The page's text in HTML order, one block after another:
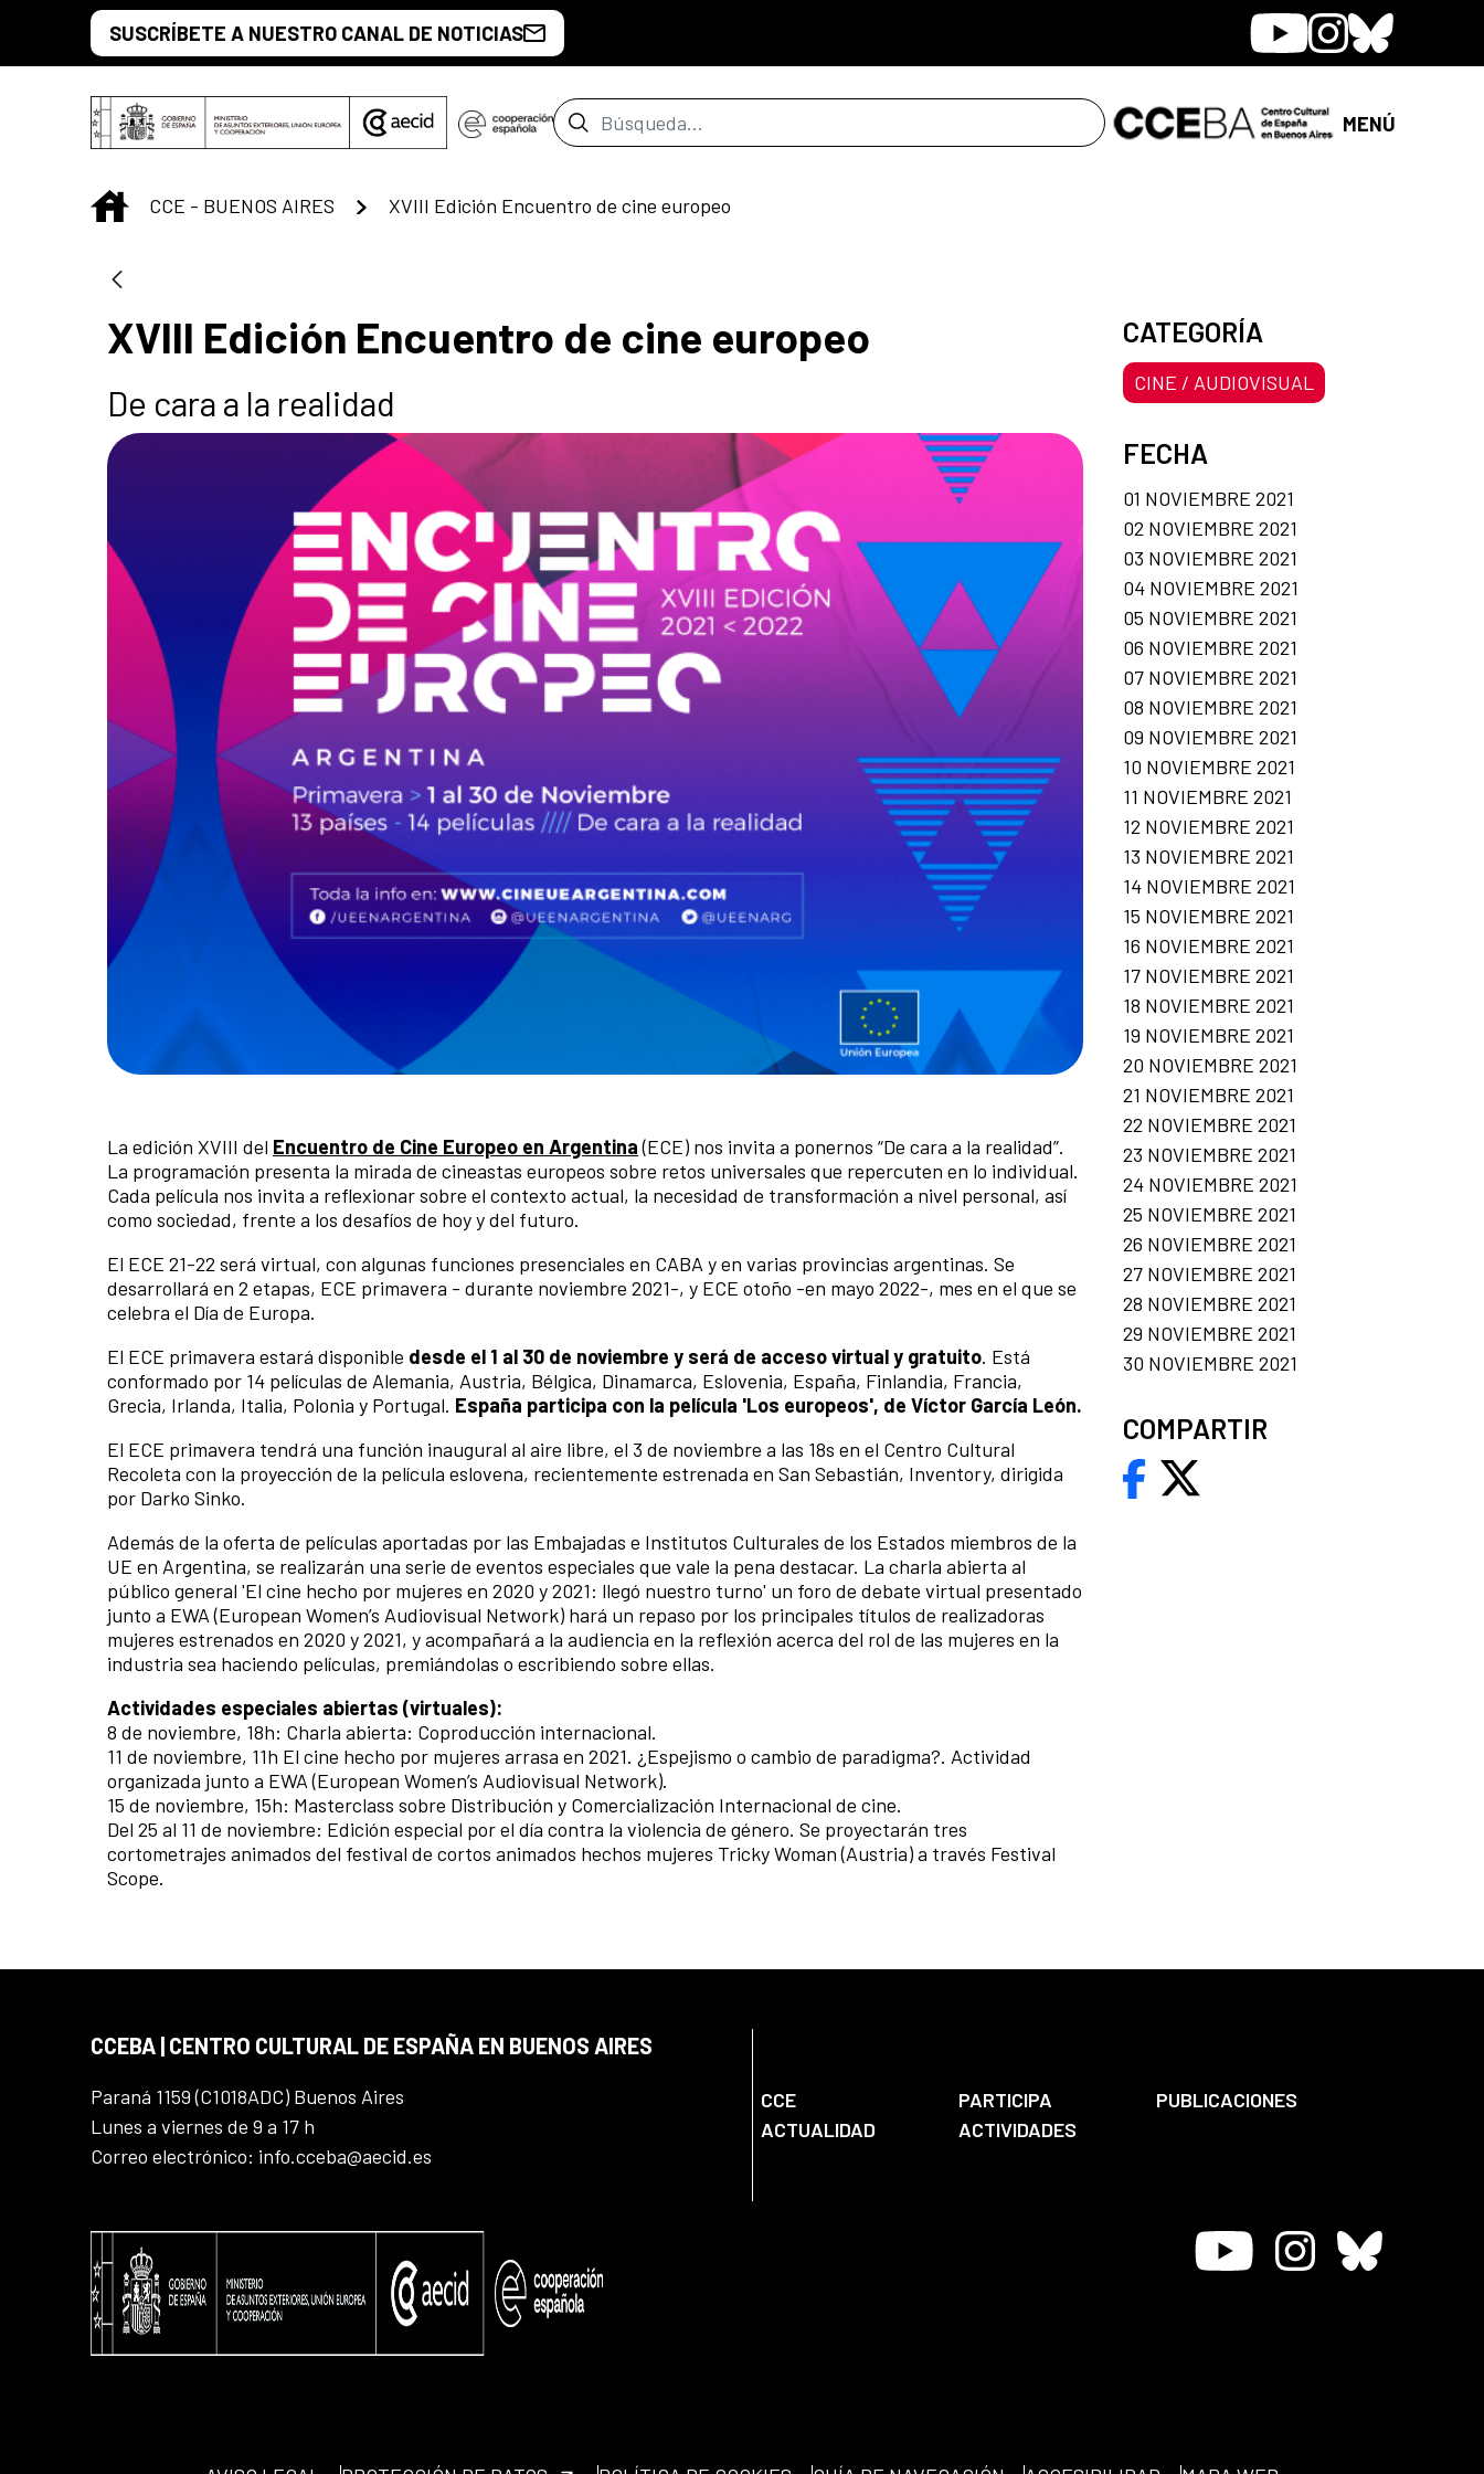
Saltar al contenido principal
SUSCRÍBETE A NUESTRO CANAL DE NOTICIAS YoutubeInstagram
Bluesky
Barra de búsqueda MENÚ
INICIO
CCE - BUENOS AIRES XVIII Edición Encuentro de cine europeo
XVIII Edición Encuentro de cine europeo
De cara a la realidad
La edición XVIII del Encuentro de Cine Europeo en Argentina(ECE) nos invita a ponernos “De cara a la realidad”.
La programación presenta la mirada de cineastas europeos sobre retos universales que repercuten en lo individual.
Cada película nos invita a reflexionar sobre el contexto actual, la necesidad de transformación a nivel personal, así
como sociedad, frente a los desafíos de hoy y del futuro.
El ECE 21-22 será virtual, con algunas funciones presenciales en CABA y en varias provincias argentinas. Se
desarrollará en 2 etapas, ECE primavera - durante noviembre 2021-, y ECE otoño -en mayo 2022-, mes en el que se
celebra el Día de Europa.
El ECE primavera estará disponible desde el 1 al 30 de noviembre y será de acceso virtual y gratuito. Está
conformado por 14 películas de Alemania, Austria, Bélgica, Dinamarca, Eslovenia, España, Finlandia, Francia,
Grecia, Irlanda, Italia, Polonia y Portugal. España participa con la película 'Los europeos', de Víctor García León.
El ECE primavera tendrá una función inaugural al aire libre, el 3 de noviembre a las 18s en el Centro Cultural
Recoleta con la proyección de la película eslovena, recientemente estrenada en San Sebastián, Inventory, dirigida
por Darko Sinko.
Además de la oferta de películas aportadas por las Embajadas e Institutos Culturales de los Estados miembros de la
UE en Argentina, se realizarán una serie de eventos especiales que vale la pena destacar. La charla abierta al
público general 'El cine hecho por mujeres en 2020 y 2021: llegó nuestro turno' un foro de debate virtual presentado
junto a EWA (European Women’s Audiovisual Network) hará un repaso por los principales títulos de realizadoras
mujeres estrenados en 2020 y 2021, y acompañará a la audiencia en la reflexión acerca del rol de las mujeres en la
industria sea haciendo películas, premiándolas o escribiendo sobre ellas.
Actividades especiales abiertas (virtuales):
8 de noviembre, 18h: Charla abierta: Coproducción internacional.
11 de noviembre, 11h El cine hecho por mujeres arrasa en 2021. ¿Espejismo o cambio de paradigma?. Actividad
organizada junto a EWA (European Women’s Audiovisual Network).
15 de noviembre, 15h: Masterclass sobre Distribución y Comercialización Internacional de cine.
Del 25 al 11 de noviembre: Edición especial por el día contra la violencia de género. Se proyectarán tres
cortometrajes animados del festival de cortos animados hechos mujeres Tricky Woman (Austria) a través Festival
Scope.
CATEGORÍA
CINE / AUDIOVISUAL
FECHA
01 NOVIEMBRE 2021
02 NOVIEMBRE 2021
03 NOVIEMBRE 2021
04 NOVIEMBRE 2021
05 NOVIEMBRE 2021
06 NOVIEMBRE 2021
07 NOVIEMBRE 2021
08 NOVIEMBRE 2021
09 NOVIEMBRE 2021
10 NOVIEMBRE 2021
11 NOVIEMBRE 2021
12 NOVIEMBRE 2021
13 NOVIEMBRE 2021
14 NOVIEMBRE 2021
15 NOVIEMBRE 2021
16 NOVIEMBRE 2021
17 NOVIEMBRE 2021
18 NOVIEMBRE 2021
19 NOVIEMBRE 2021
20 NOVIEMBRE 2021
21 NOVIEMBRE 2021
22 NOVIEMBRE 2021
23 NOVIEMBRE 2021
24 NOVIEMBRE 2021
25 NOVIEMBRE 2021
26 NOVIEMBRE 2021
27 NOVIEMBRE 2021
28 NOVIEMBRE 2021
29 NOVIEMBRE 2021
30 NOVIEMBRE 2021
COMPARTIR
CCEBA | CENTRO CULTURAL DE ESPAÑA EN BUENOS AIRES
Paraná 1159 (C1018ADC) Buenos Aires
Lunes a viernes de 9 a 17 h
Correo electrónico: info.cceba@aecid.es
CCE PARTICIPA
PUBLICACIONES
ACTUALIDAD
ACTIVIDADES
Youtube InstagramBluesky